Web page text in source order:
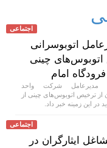
اجتماعی
اتوبوسرانی
اتوبوس‌های چینی
امام
مدیرعامل شرکت واحد
از ترخیص اتوبوس‌های چینی از
این زمینه خبر داد.
اجتماعی
ایثارگران در